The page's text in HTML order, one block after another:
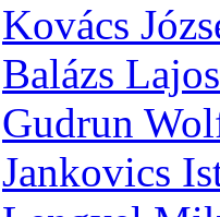
Ko­vács
Ba­lázs La­jos
Gud­run
Jan­ko­vics